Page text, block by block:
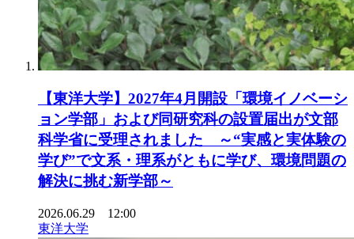
【東洋大学】2027年4月開設「環境イノベーシ
ョン学部」および同研究科の設置届出が文部
科学省に受理されました ～“実感と実体験の
学び”で文系・理系がともに学び、環境問題の
解決に挑む新学部～
2026.06.29 12:00
東洋大学